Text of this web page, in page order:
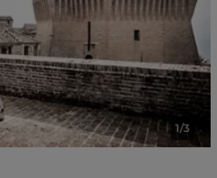
als die Festung
Hier finden Sie
historischen Theatern der
Balkon, der sich
unter einem Gewölbe,
Dekorationen auf einem
ist. Noch heute
1/3